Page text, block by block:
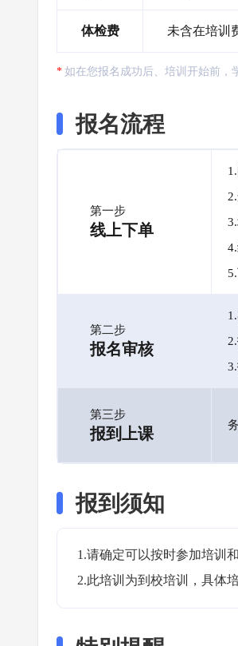
体检费 未含在培训
如在您报名成功后、培训开始前，
报名流程
第一步
线上下单
第二步
报名审核
第三步
报到上课
报到须知
1.请确定可以按时参加培训
2.此培训为到校培训，具体